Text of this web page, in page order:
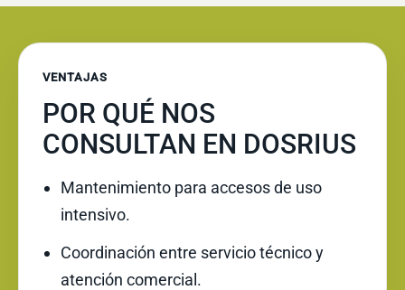
VENTAJAS
POR QUÉ NOS
CONSULTAN EN DOSRIUS
Mantenimiento para accesos de uso
intensivo.
Coordinación entre servicio técnico y
atención comercial.